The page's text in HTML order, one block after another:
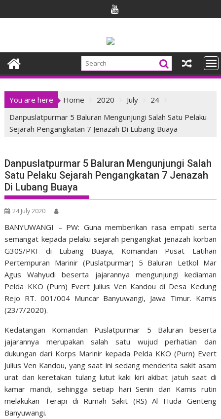
to
You are here Home 2020 July
24
Danpuslatpurmar 5 Baluran Mengunjungi Salah Satu Pelaku
Sejarah Pengangkatan 7 Jenazah Di Lubang Buaya
Danpuslatpurmar 5 Baluran Mengunjungi Salah
Satu Pelaku Sejarah Pengangkatan 7 Jenazah
Di Lubang Buaya
24 July 2020
BANYUWANGI – PW: Guna memberikan rasa empati serta
semangat kepada pelaku sejarah pengangkat jenazah korban
G30S/PKI di Lubang Buaya, Komandan Pusat Latihan
Pertempuran Marinir (Puslatpurmar) 5 Baluran Letkol Mar
Agus Wahyudi beserta jajarannya mengunjungi kediaman
Pelda KKO (Purn) Evert Julius Ven Kandou di Desa Kedung
Rejo RT. 001/004 Muncar Banyuwangi, Jawa Timur. Kamis
(23/7/2020).
Kedatangan Komandan Puslatpurmar 5 Baluran beserta
jajarannya merupakan salah satu wujud perhatian dan
dukungan dari Korps Marinir kepada Pelda KKO (Purn) Evert
Julius Ven Kandou, yang saat ini sedang menderita sakit asam
urat dan keretakan tulang lutut kaki kiri akibat jatuh saat di
kamar mandi, sehingga setiap hari Senin dan Kamis rutin
melakukan Terapi di Rumah Sakit (RS) Al Huda Genteng
Banyuwangi.